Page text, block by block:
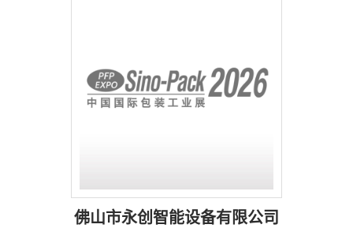
佛山市永创智能设备有限公司